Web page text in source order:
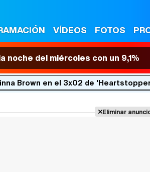
VÍDEOS FOTOS
noche del miércoles con un 9,1%
Brown en el 3x02 de
Eliminar